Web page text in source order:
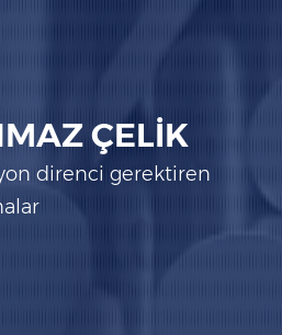
ÇELİK
direnci gerektiren